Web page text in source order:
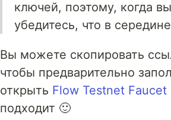
ключей, поэтому, когда
убедитесь, что в
Вы можете скопировать
чтобы предварительно
открыть Flow Testnet Faucet
подходит 🙂